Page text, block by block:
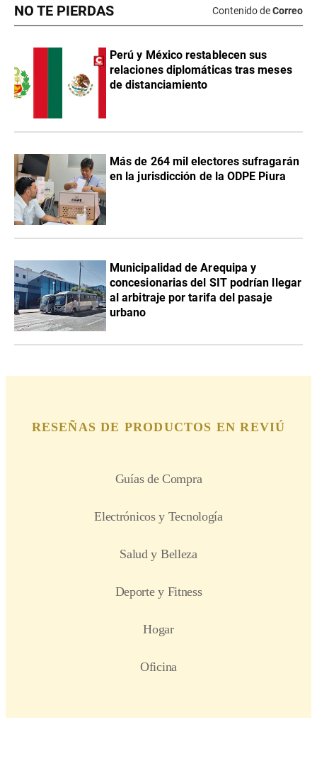
NO TE PIERDAS Contenido deCorreo
Perú y México restablecen sus
relaciones diplomáticas tras meses
de distanciamiento
Más de 264 mil electores sufragarán
en la jurisdicción de la ODPE Piura
Municipalidad de Arequipa y
concesionarias del SIT podrían llegar
al arbitraje por tarifa del pasaje
urbano